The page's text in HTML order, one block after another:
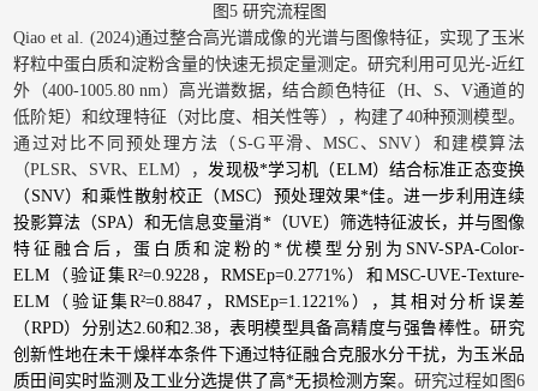
图5 研究流程图
Qiao et al. (2024)通过整合高光谱成像的光谱与图像特征，实现了玉米
籽粒中蛋白质和淀粉含量的快速无损定量测定。研究利用可见光-近红
外（400-1005.80 nm）高光谱数据，结合颜色特征（H、S、V通道的
低阶矩）和纹理特征（对比度、相关性等），构建了40种预测模型。
通过对比不同预处理方法（S-G平滑、MSC、SNV）和建模算法
（PLSR、SVR、ELM）， 发现极*学习机（ELM）结合标准正态变换
（SNV）和乘性散射校正（MSC）预处理效果*佳。进一步利用连续
投影算法（SPA）和无信息变量消*（UVE）筛选特征波长，并与图像
特征融合后，蛋白质和淀粉的*优模型分别为SNV-SPA-Color-
ELM（验证集R²=0.9228，RMSEp=0.2771%）和MSC-UVE-Texture-
ELM（验证集R²=0.8847，RMSEp=1.1221%），其相对分析误差
（RPD）分别达2.60和2.38，表明模型具备高精度与强鲁棒性。研究
创新性地在未干燥样本条件下通过特征融合克服水分干扰，为玉米品
质田间实时监测及工业分选提供了高*无损检测方案。研究过程如图6